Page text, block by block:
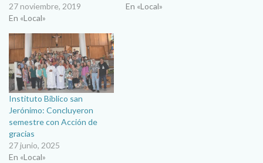
27 noviembre, 2019
En «Local»
En «Local»
Instituto Bíblico san
Jerónimo: Concluyeron
semestre con Acción de
gracias
27 junio, 2025
En «Local»